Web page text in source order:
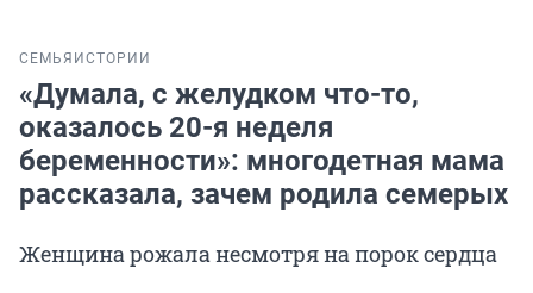
СЕМЬЯ ИСТОРИИ
«Думала, с желудком что-то,
оказалось 20-я неделя
беременности»: многодетная мама
рассказала, зачем родила семерых
Женщина рожала несмотря на порок сердца